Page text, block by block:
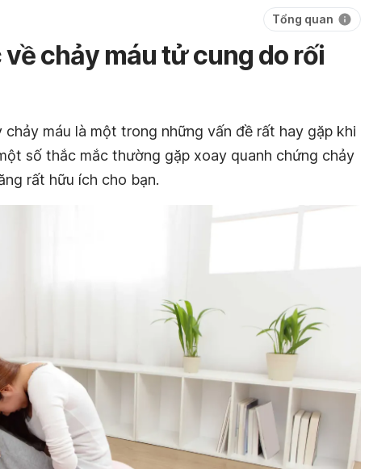
Tổng quan
chảy máu tử cung do rối
máu là một trong những vấn đề rất hay gặp khi
số thắc mắc thường gặp xoay quanh chứng chảy
rất hữu ích cho bạn.